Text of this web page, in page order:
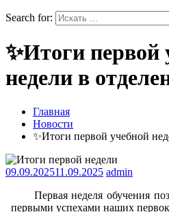
Search for:
✨Итоги первой
недели в
Главная
Новости
✨Итоги первой учебной
09.09.202511.09.2025 admin
Первая неделя обучения
первыми успехами наших